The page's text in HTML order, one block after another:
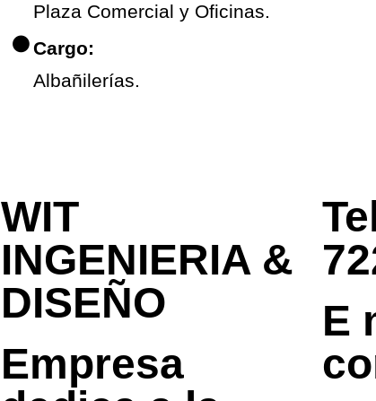
Plaza Comercial y Oficinas.
Cargo:
Albañilerías.
WIT
INGENIERIA &
DISEÑO
Empresa
E